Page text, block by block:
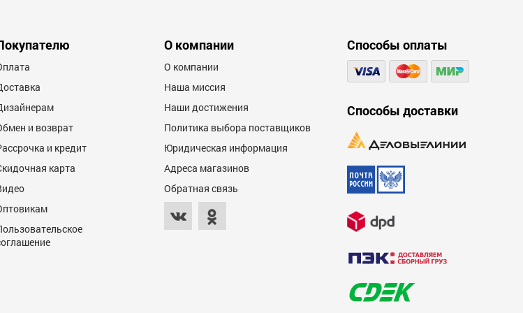
600
и возврат
и кредит
карта
О компании
О компании
Наша миссия
Наши достижения
Политика выбора поставщиков
Юридическая информация
Адреса магазинов
Обратная связь
Способы оплаты
Способы доставки